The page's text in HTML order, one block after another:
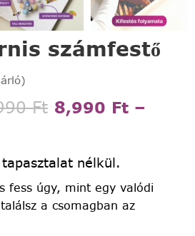
számfestő
Ft 8,990 Ft –
nélkül.
fess úgy, mint egy valódi
a csomagban az